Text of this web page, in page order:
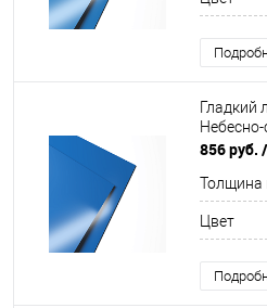
Гладкий
856 руб.
Толщина
Цвет